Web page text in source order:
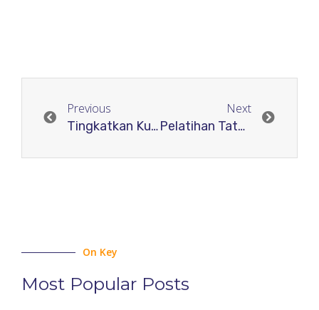
Previous
Tingkatkan Kualitas Penyiaran Digital, Tim Media RJI Gelar Pelatihan Broadcasting Bersama Ahli dari UIN Madura
Next
Pelatihan Tata Kelola Jurnal Ilmiah di Kantor Pusat RJI Yogyakarta Tingkatkan Kompetensi Calon Asesi Dua Skema Sertifikasi BNSP
On Key
Most Popular Posts